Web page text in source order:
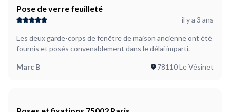
Pose de verre feuilleté
il y a 3 ans
Les deux garde-corps de fenêtre de maison ancienne ont été
fournis et posés convenablement dans le délai imparti.
Marc B 78110 Le Vésinet